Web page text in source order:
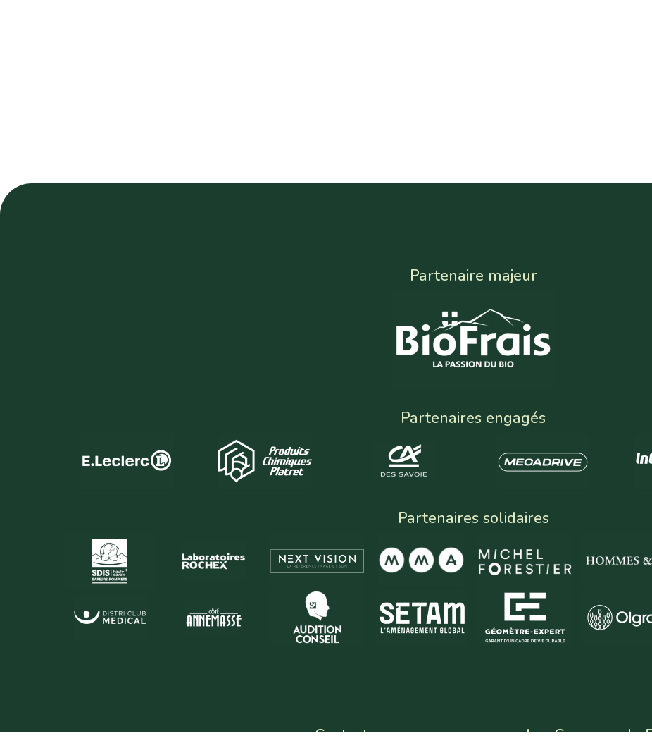
Partenaire majeur
Partenaires engagés
Partenaires solidaires
Contact Les Coureurs du